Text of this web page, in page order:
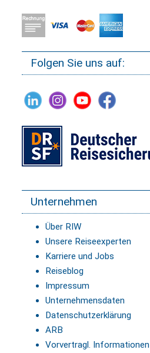
Folgen Sie uns auf:
Unternehmen
Über RIW
Unsere Reiseexperten
Karriere und Jobs
Reiseblog
Impressum
Unternehmensdaten
Datenschutzerklärung
ARB
Vorvertragl. Informationen